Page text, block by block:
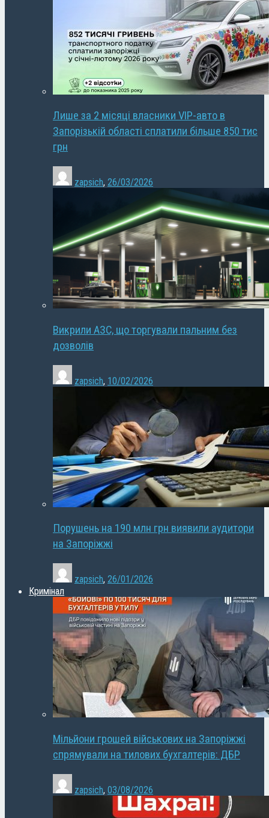
Лише за 2 місяці власники VIP-авто в
Запорізькій області сплатили більше 850 тис
грн
zapsich, 26/03/2026
Викрили АЗС, що торгували пальним без
дозволів
zapsich, 10/02/2026
Порушень на 190 млн грн виявили аудитори
на Запоріжжі
zapsich, 26/01/2026
Кримінал
Мільйони грошей військових на Запоріжжі
спрямували на тилових бухгалтерів: ДБР
zapsich, 03/08/2026